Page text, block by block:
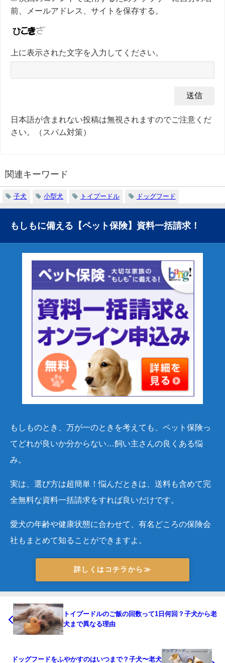
前、メールアドレス、サイトを保存する。
上に表示された文字を入力してください。
日本語が含まれない投稿は無視されますのでご注意くだ
さい。（スパム対策）
関連キーワード
子犬 小型犬 トイプードル ドッグフード
もしもに備える【ペット保険】資料一括請求！
もしものとき、万が一のときを考えても、 ペット保険っ
てどれが良いか分からない…飼い主さんの良くある悩
み。
実は、選び方は超簡単！悩んだときは、送料も含めて完
全無料な資料一括請求をすれば良いだけです。
愛犬の年齢や健康状態に合わせて、有名どころの保険会
社もまとめて知ることができますよ。
詳しくはコチラから≫
トイプードルのご飯の回数って1日何回？子犬から老
犬まで異なる理由
ドッグフードをふやかすのはいつまで？子犬〜老犬